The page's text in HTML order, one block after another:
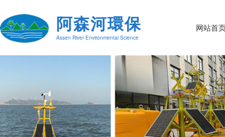
阿森河環保
Assen River Environmental Science
网站首